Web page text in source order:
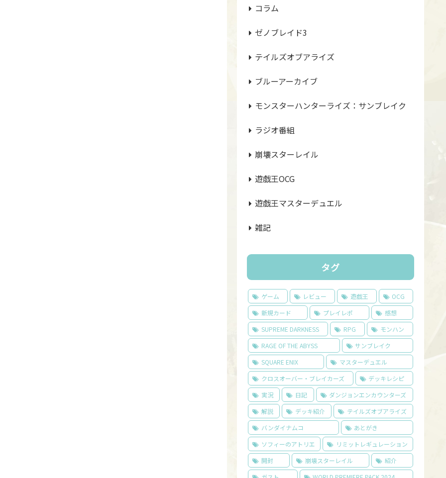
コラム
ゼノブレイド3
テイルズオブアライズ
ブルーアーカイブ
モンスターハンターライズ：サンブレイク
ラジオ番組
崩壊スターレイル
遊戯王OCG
遊戯王マスターデュエル
雑記
タグ
ゲーム レビュー 遊戯王
OCG
新規カード
プレイレポ
感想
SUPREME DARKNESS
RPG
モンハン
RAGE OF THE ABYSS
サンブレイク
SQUARE ENIX
マスターデュエル
クロスオーバー・ブレイカーズ
デッキレシピ
実況
日記
ダンジョンエンカウンターズ
解説
デッキ紹介
テイルズオブアライズ
バンダイナムコ
あとがき
ソフィーのアトリエ
リミットレギュレーション
開封
崩壊スターレイル
紹介